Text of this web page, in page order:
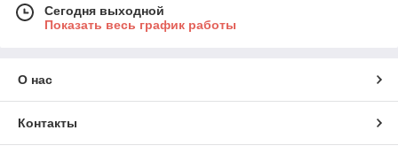
Сегодня выходной
Показать весь график работы
О нас
Контакты